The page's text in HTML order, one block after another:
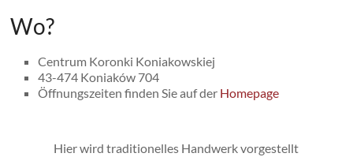
Wo?
Centrum Koronki Koniakowskiej
43-474 Koniaków 704
Öffnungszeiten finden Sie auf der Homepage
Hier wird traditionelles Handwerk vorgestellt